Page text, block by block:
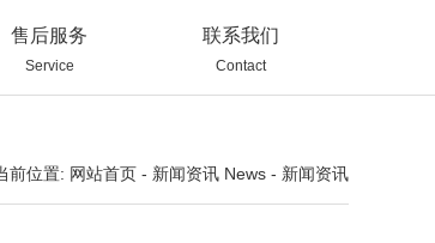
售后服务
Service
联系我们
Contact
前位置: 网站首页 - 新闻资讯 News - 新闻资讯